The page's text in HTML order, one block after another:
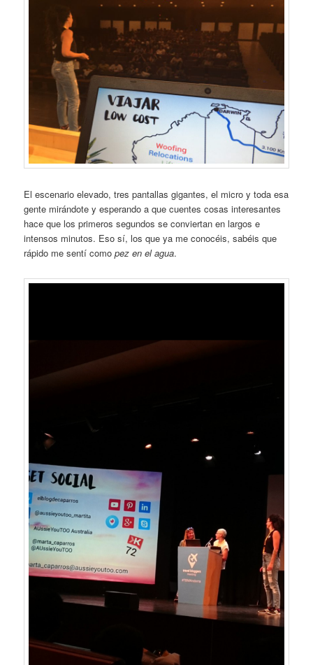
El escenario elevado, tres pantallas gigantes, el micro y toda esa
gente mirándote y esperando a que cuentes cosas interesantes
hace que los primeros segundos se conviertan en largos e
intensos minutos. Eso sí, los que ya me conocéis, sabéis que
rápido me sentí comopez en el agua.